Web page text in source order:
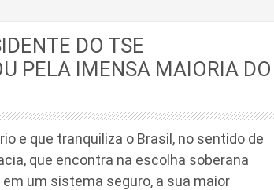
DO TSE
PELA IMENSA MAIORIA DO
e que tranquiliza o Brasil, no sentido de
que encontra na escolha soberana
um sistema seguro, a sua maior